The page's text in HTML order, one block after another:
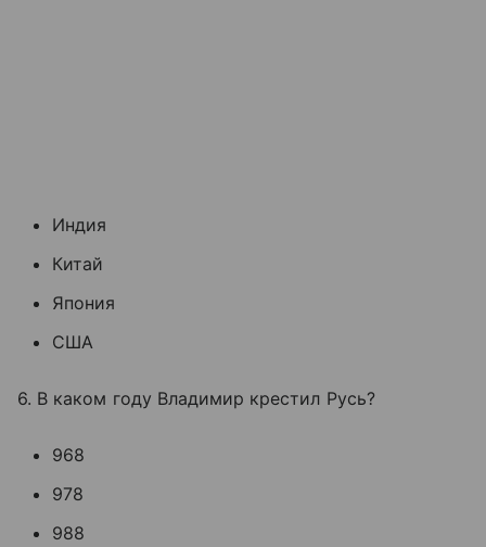
Индия
Китай
Япония
США
6. В каком году Владимир крестил Русь?
968
978
988